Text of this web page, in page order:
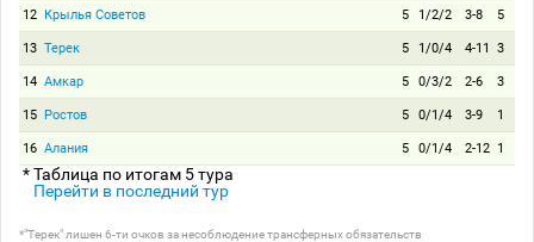
12 Крылья Советов 5 1/2/2 3-8 5
13 Терек 5 1/0/4 4-11 3
14 Амкар 5 0/3/2 2-6 3
15 Ростов 5 0/1/4 3-9 1
16 Алания 5 0/1/4 2-12 1
* Таблица по итогам 5 тура
Перейти в последний тур
*"Терек" лишен 6-ти очков за несоблюдение трансферных обязательств